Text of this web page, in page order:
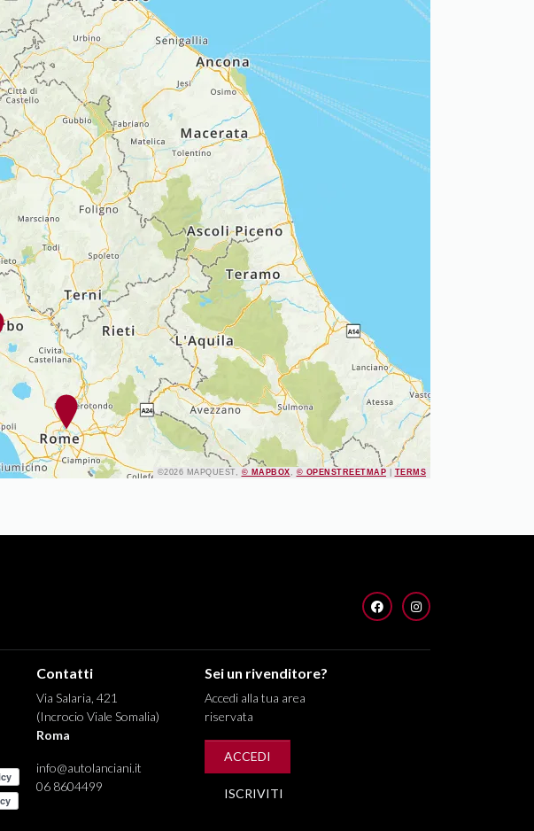
©2026 MAPQUEST, © MAPBOX , © OPENSTREETMAP TERMS
FACEBOOKINSTAGRAM
Contatti
Via Salaria, 421
(Incrocio Viale Somalia)
Roma
info@autolanciani.it
06 8604499
Sei un rivenditore?
Accedi alla tua area
riservata
ACCEDI
ISCRIVITI